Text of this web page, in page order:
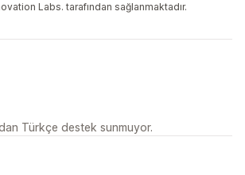
Labs. tarafından sağlanmaktadır.
Türkçe destek sunmuyor.